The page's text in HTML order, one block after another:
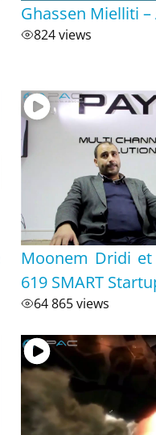
Ghassen Mielliti –
824 views
Moonem Dridi
619 SMART
64 865 views